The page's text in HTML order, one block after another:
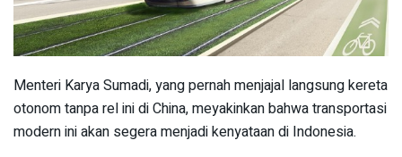
Menteri Karya Sumadi, yang pernah menjajal langsung kereta
otonom tanpa rel ini di China, meyakinkan bahwa transportasi
modern ini akan segera menjadi kenyataan di Indonesia.